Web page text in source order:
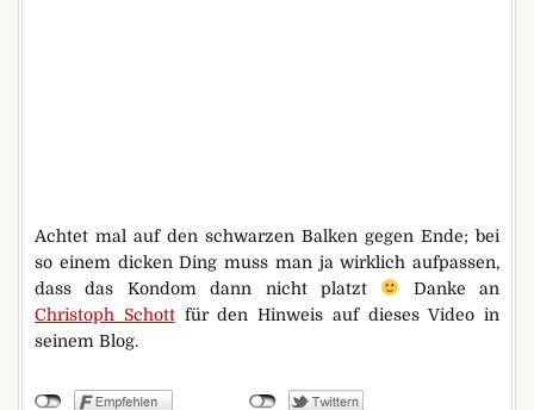
Achtet mal auf den schwarzen Balken gegen Ende; bei
so einem dicken Ding muss man ja wirklich aufpassen,
dass das Kondom dann nicht platzt
Danke an
Christoph Schottfür den Hinweis auf dieses Video in
seinem Blog.